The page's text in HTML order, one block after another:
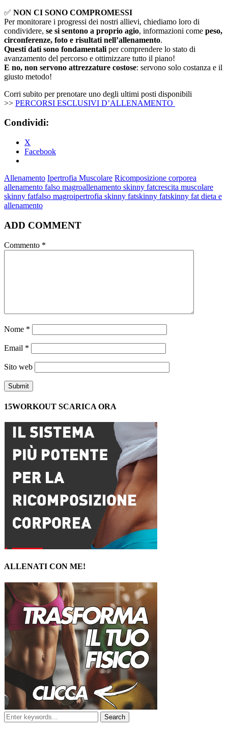
✅ NON CI SONO COMPROMESSI
Per monitorare i progressi dei nostri allievi, chiediamo loro di
condividere, se si sentono a proprio agio, informazioni come peso,
circonferenze, foto e risultati nell’allenamento.
Questi dati sono fondamentali per comprendere lo stato di
avanzamento del percorso e ottimizzare tutto il piano!
E no, non servono attrezzature costose: servono solo costanza e il
giusto metodo!
Corri subito per prenotare uno degli ultimi posti disponibili
>> PERCORSI ESCLUSIVI D’ALLENAMENTO
Condividi:
X
Facebook
Allenamento Ipertrofia Muscolare Ricomposizione corporea
allenamento falso magroallenamento skinny fatcrescita muscolare
skinny fatfalso magroipertrofia skinny fatskinny fatskinny fat dieta e
allenamento
ADD COMMENT
Commento *
Nome *
Email *
Sito web
15WORKOUT SCARICA ORA
ALLENATI CON ME!